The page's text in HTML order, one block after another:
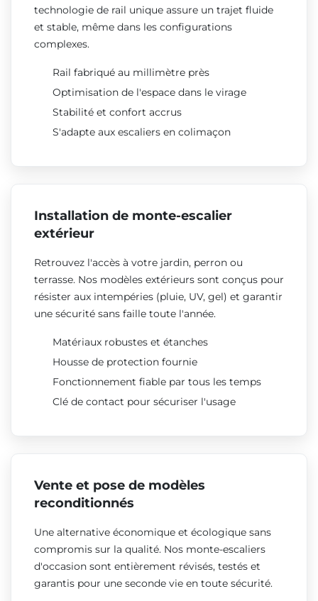
technologie de rail unique assure un trajet fluide
et stable, même dans les configurations
complexes.
Rail fabriqué au millimètre près
Optimisation de l'espace dans le virage
Stabilité et confort accrus
S'adapte aux escaliers en colimaçon
Installation de monte-escalier
extérieur
Retrouvez l'accès à votre jardin, perron ou
terrasse. Nos modèles extérieurs sont conçus pour
résister aux intempéries (pluie, UV, gel) et garantir
une sécurité sans faille toute l'année.
Matériaux robustes et étanches
Housse de protection fournie
Fonctionnement fiable par tous les temps
Clé de contact pour sécuriser l'usage
Vente et pose de modèles
reconditionnés
Une alternative économique et écologique sans
compromis sur la qualité. Nos monte-escaliers
d'occasion sont entièrement révisés, testés et
garantis pour une seconde vie en toute sécurité.